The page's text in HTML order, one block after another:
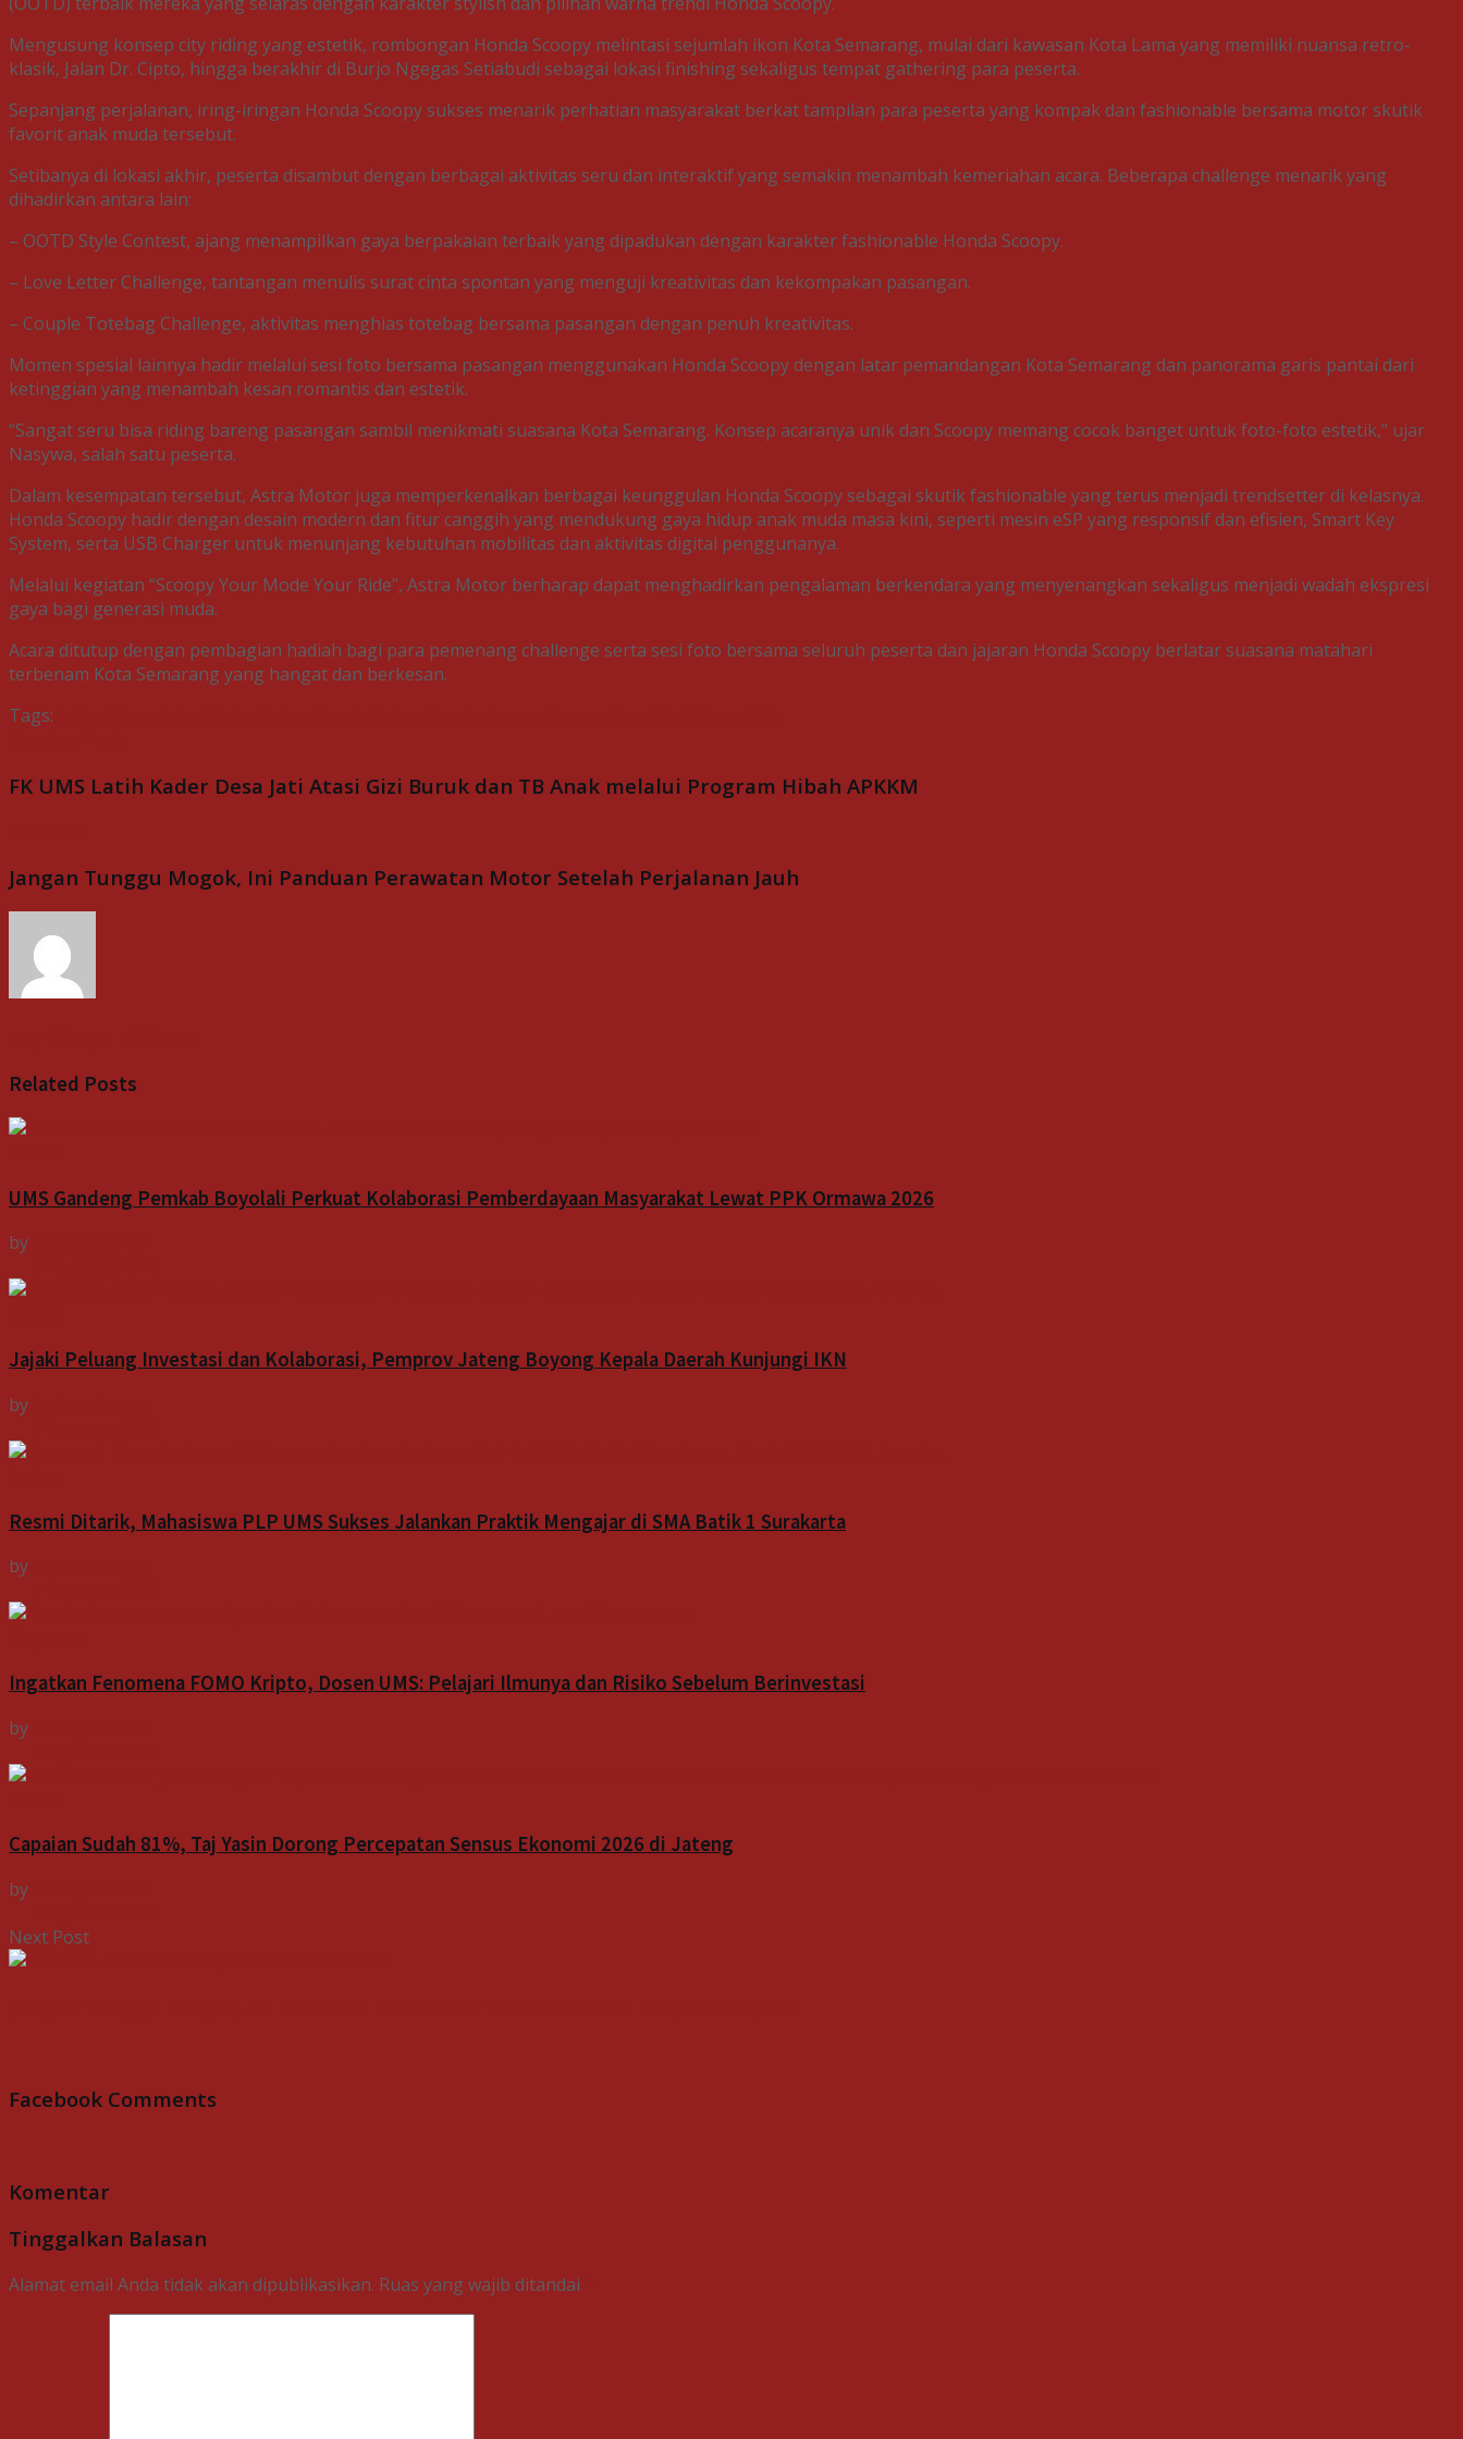
Mengusung konsep city riding yang estetik, rombongan Honda Scoopy melintasi sejumlah ikon Kota Semarang, mulai dari kawasan Kota Lama yang memiliki nuansa retro-
klasik, Jalan Dr. Cipto, hingga berakhir di Burjo Ngegas Setiabudi sebagai lokasi finishing sekaligus tempat gathering para peserta.
Sepanjang perjalanan, iring-iringan Honda Scoopy sukses menarik perhatian masyarakat berkat tampilan para peserta yang kompak dan fashionable bersama motor skutik
favorit anak muda tersebut.
Setibanya di lokasi akhir, peserta disambut dengan berbagai aktivitas seru dan interaktif yang semakin menambah kemeriahan acara. Beberapa challenge menarik yang
dihadirkan antara lain:
– OOTD Style Contest, ajang menampilkan gaya berpakaian terbaik yang dipadukan dengan karakter fashionable Honda Scoopy.
– Love Letter Challenge, tantangan menulis surat cinta spontan yang menguji kreativitas dan kekompakan pasangan.
– Couple Totebag Challenge, aktivitas menghias totebag bersama pasangan dengan penuh kreativitas.
Momen spesial lainnya hadir melalui sesi foto bersama pasangan menggunakan Honda Scoopy dengan latar pemandangan Kota Semarang dan panorama garis pantai dari
ketinggian yang menambah kesan romantis dan estetik.
“Sangat seru bisa riding bareng pasangan sambil menikmati suasana Kota Semarang. Konsep acaranya unik dan Scoopy memang cocok banget untuk foto-foto estetik,” ujar
Nasywa, salah satu peserta.
Dalam kesempatan tersebut, Astra Motor juga memperkenalkan berbagai keunggulan Honda Scoopy sebagai skutik fashionable yang terus menjadi trendsetter di kelasnya.
Honda Scoopy hadir dengan desain modern dan fitur canggih yang mendukung gaya hidup anak muda masa kini, seperti mesin eSP yang responsif dan efisien, Smart Key
System, serta USB Charger untuk menunjang kebutuhan mobilitas dan aktivitas digital penggunanya.
Melalui kegiatan “Scoopy Your Mode Your Ride”, Astra Motor berharap dapat menghadirkan pengalaman berkendara yang menyenangkan sekaligus menjadi wadah ekspresi
gaya bagi generasi muda.
Acara ditutup dengan pembagian hadiah bagi para pemenang challenge serta sesi foto bersama seluruh peserta dan jajaran Honda Scoopy berlatar suasana matahari
terbenam Kota Semarang yang hangat dan berkesan.
Tags:
FK UMS Latih Kader Desa Jati Atasi Gizi Buruk dan TB Anak melalui Program Hibah APKKM
Jangan Tunggu Mogok, Ini Panduan Perawatan Motor Setelah Perjalanan Jauh
Related Posts
UMS Gandeng Pemkab Boyolali Perkuat Kolaborasi Pemberdayaan Masyarakat Lewat PPK Ormawa 2026
by
Jajaki Peluang Investasi dan Kolaborasi, Pemprov Jateng Boyong Kepala Daerah Kunjungi IKN
by
Resmi Ditarik, Mahasiswa PLP UMS Sukses Jalankan Praktik Mengajar di SMA Batik 1 Surakarta
by
Ingatkan Fenomena FOMO Kripto, Dosen UMS: Pelajari Ilmunya dan Risiko Sebelum Berinvestasi
by
Capaian Sudah 81%, Taj Yasin Dorong Percepatan Sensus Ekonomi 2026 di Jateng
by
Next Post
Facebook Comments
Komentar
Tinggalkan Balasan
Alamat email Anda tidak akan dipublikasikan. Ruas yang wajib ditandai